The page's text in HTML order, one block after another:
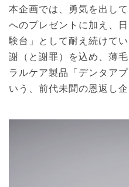
本企画では、勇気を出し
へのプレゼントに加え、
験台」として耐え続けて
謝（と謝罪）を込め、薄
ラルケア製品「デンタア
いう、前代未聞の恩返し